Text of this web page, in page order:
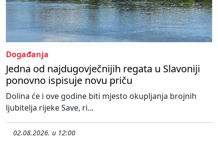
Događanja
Jedna od najdugovječnijih regata u Slavoniji
ponovno ispisuje novu priču
Dolina će i ove godine biti mjesto okupljanja brojnih
ljubitelja rijeke Save, ri...
02.08.2026. u 12:00